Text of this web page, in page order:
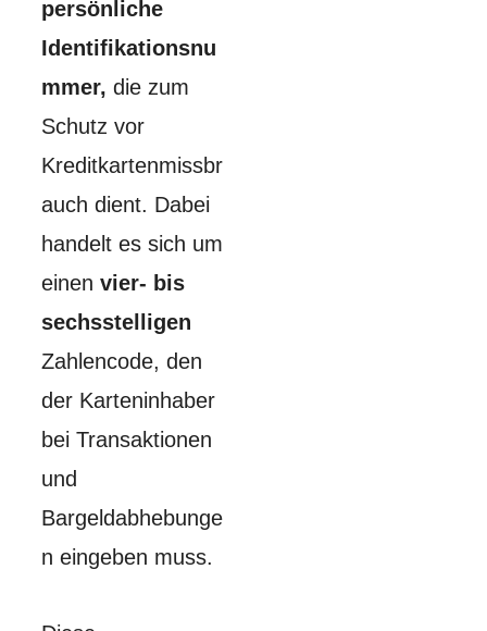
persönliche
Identifikationsnu
mmer, die zum
Schutz vor
Kreditkartenmissbr
auch dient. Dabei
handelt es sich um
einen vier- bis
sechsstelligen
Zahlencode, den
der Karteninhaber
bei Transaktionen
und
Bargeldabhebunge
n eingeben muss.